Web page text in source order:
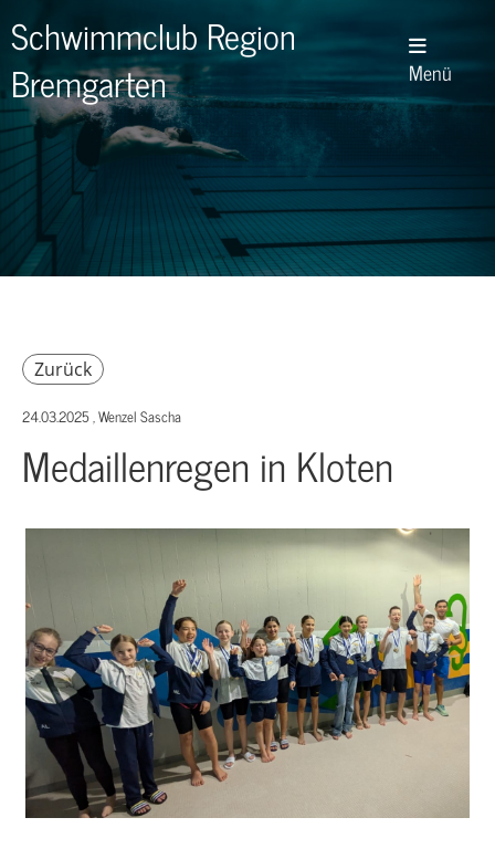
Schwimmclub Region
Bremgarten
Menü
Zurück
24.03.2025, Wenzel Sascha
Medaillenregen in Kloten